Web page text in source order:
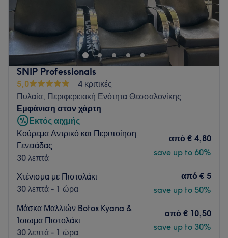
Το Cuts Ń Roses βρίσκεται στην Πυλαία και προσφέρει μια
μεγάλη γκάμα υπηρεσιών ομορφιάς.
Go to venue
SNIP Professionals
5,0
4 κριτικές
Πυλαία, Περιφερειακή Ενότητα Θεσσαλονίκης
Εμφάνιση στον χάρτη
Εκτός αιχμής
Κούρεμα Αντρικό και Περιποίηση
Γενειάδας
30 λεπτά
από € 4,80
save up to 60%
Χτένισμα με Πιστολάκι
30 λεπτά - 1 ώρα
από € 5
save up to 50%
Μάσκα Μαλλιών Botox Kyana &
Ίσιωμα Πιστολάκι
30 λεπτά - 1 ώρα
από € 10,50
save up to 30%